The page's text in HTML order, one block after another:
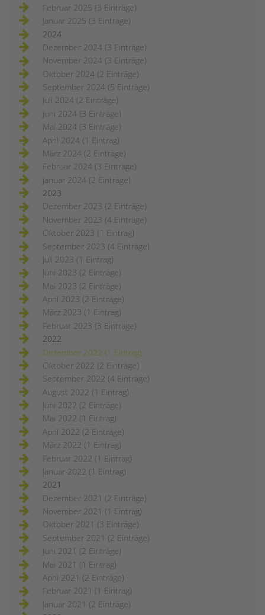
Februar 2025 (3 Einträge)
Januar 2025 (3 Einträge)
2024
Dezember 2024 (3 Einträge)
November 2024 (3 Einträge)
Oktober 2024 (2 Einträge)
September 2024 (5 Einträge)
Juli 2024 (2 Einträge)
Juni 2024 (3 Einträge)
Mai 2024 (3 Einträge)
April 2024 (1 Eintrag)
März 2024 (2 Einträge)
Februar 2024 (3 Einträge)
Januar 2024 (2 Einträge)
2023
Dezember 2023 (2 Einträge)
November 2023 (4 Einträge)
Oktober 2023 (1 Eintrag)
September 2023 (4 Einträge)
Juli 2023 (1 Eintrag)
Juni 2023 (2 Einträge)
Mai 2023 (2 Einträge)
April 2023 (2 Einträge)
März 2023 (1 Eintrag)
Februar 2023 (3 Einträge)
2022
Dezember 2022 (1 Eintrag)
Oktober 2022 (2 Einträge)
September 2022 (4 Einträge)
August 2022 (1 Eintrag)
Juni 2022 (2 Einträge)
Mai 2022 (1 Eintrag)
April 2022 (2 Einträge)
März 2022 (1 Eintrag)
Februar 2022 (1 Eintrag)
Januar 2022 (1 Eintrag)
2021
Dezember 2021 (2 Einträge)
November 2021 (1 Eintrag)
Oktober 2021 (3 Einträge)
September 2021 (2 Einträge)
Juni 2021 (2 Einträge)
Mai 2021 (1 Eintrag)
April 2021 (2 Einträge)
Februar 2021 (1 Eintrag)
Januar 2021 (2 Einträge)